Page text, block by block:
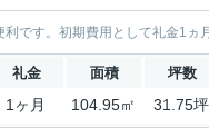
です。初期費用として礼金1ヵ
礼金 面積 坪数
1ヶ月 104.95㎡ 31.75坪